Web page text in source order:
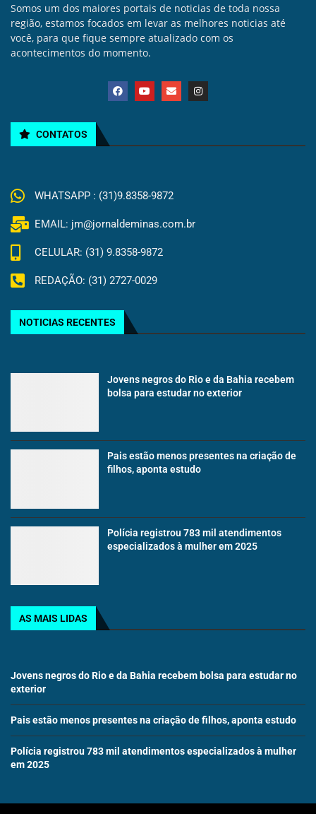
Somos um dos maiores portais de noticias de toda nossa
região, estamos focados em levar as melhores noticias até
você, para que fique sempre atualizado com os
acontecimentos do momento.
CONTATOS
WHATSAPP : (31)9.8358-9872
EMAIL: jm@jornaldeminas.com.br
CELULAR: (31) 9.8358-9872
REDAÇÃO: (31) 2727-0029
NOTICIAS RECENTES
Jovens negros do Rio e da Bahia recebem
bolsa para estudar no exterior
Pais estão menos presentes na criação de
filhos, aponta estudo
Polícia registrou 783 mil atendimentos
especializados à mulher em 2025
AS MAIS LIDAS
Jovens negros do Rio e da Bahia recebem bolsa para estudar no
exterior
Pais estão menos presentes na criação de filhos, aponta estudo
Polícia registrou 783 mil atendimentos especializados à mulher
em 2025